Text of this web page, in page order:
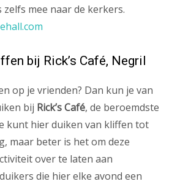
mee naar de kerkers.
bij Rick’s Café, Negril
op je vrienden? Dan kun je van
bij Rick’s Café, de beroemdste
kunt hier duiken van kliffen tot
maar beter is het om deze
over te laten aan
die hier elke avond een